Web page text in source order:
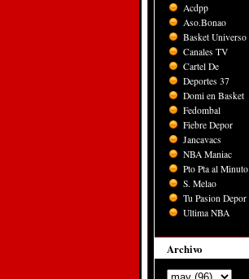
Acdpp
Aso.Bonao
Basket Universo
Canales TV
Cartel De
Deportes 37
Domi en Basket
Fedombal
Fiebre Depor
Jancavacs
NBA Maniac
Pto Pta al Minuto
S. Melao
Tu Pasion Depor
Ultima NBA
Archivo